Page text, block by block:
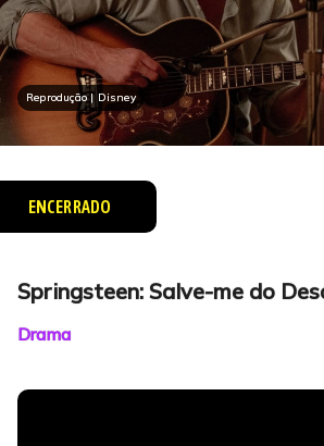
Reprodução | Disney
ENCERRADO
Springsteen: Salve-me do
Drama